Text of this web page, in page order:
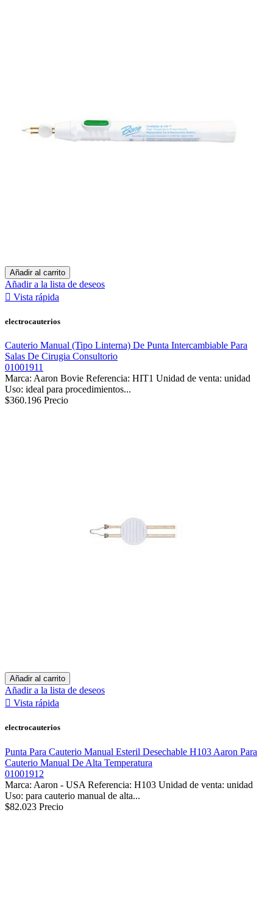
Añadir al carrito
Añadir a la lista de deseos
 Vista rápida
electrocauterios
Cauterio Manual (Tipo Linterna) De Punta Intercambiable Para
Salas De Cirugia Consultorio
01001911
Marca: Aaron Bovie Referencia: HIT1 Unidad de venta: unidad
Uso: ideal para procedimientos...
$360.196 Precio
Añadir al carrito
Añadir a la lista de deseos
 Vista rápida
electrocauterios
Punta Para Cauterio Manual Esteril Desechable H103 Aaron Para
Cauterio Manual De Alta Temperatura
01001912
Marca: Aaron - USA Referencia: H103 Unidad de venta: unidad
Uso: para cauterio manual de alta...
$82.023 Precio